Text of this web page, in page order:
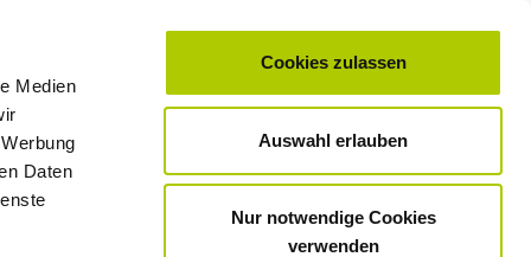
Medien
Daten
Cookies zulassen
Auswahl erlauben
Nur notwendige Cookies
verwenden
Standorte & Öffnungszeiten Kontakt Karriere
SUNLIGHT KAUFEN